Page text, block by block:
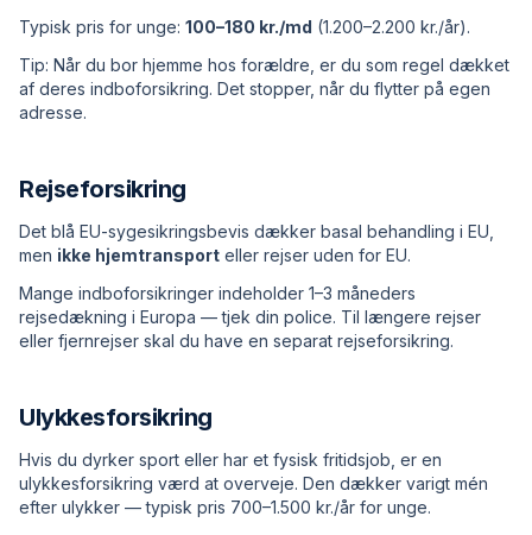
Typisk pris for unge: 100–180 kr./md (1.200–2.200 kr./år).
Tip: Når du bor hjemme hos forældre, er du som regel dækket
af deres indboforsikring. Det stopper, når du flytter på egen
adresse.
Rejseforsikring
Det blå EU-sygesikringsbevis dækker basal behandling i EU,
men ikke hjemtransport eller rejser uden for EU.
Mange indboforsikringer indeholder 1–3 måneders
rejsedækning i Europa — tjek din police. Til længere rejser
eller fjernrejser skal du have en separat rejseforsikring.
Ulykkesforsikring
Hvis du dyrker sport eller har et fysisk fritidsjob, er en
ulykkesforsikring værd at overveje. Den dækker varigt mén
efter ulykker — typisk pris 700–1.500 kr./år for unge.